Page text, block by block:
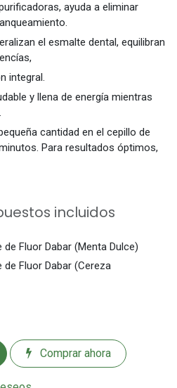
ayuda a eliminar
el esmalte dental, equilibran
integral.
y llena de energía mientras
cantidad en el cepillo de
Para resultados óptimos,
incluidos
Fluor Dabar (Menta Dulce)
Fluor Dabar (Cereza
Comprar ahora